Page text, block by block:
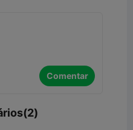
Comentar